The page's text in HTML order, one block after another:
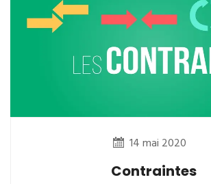
14 mai 2020
Contraintes